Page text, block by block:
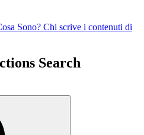
Sono? Chi scrive i contenuti di
Search